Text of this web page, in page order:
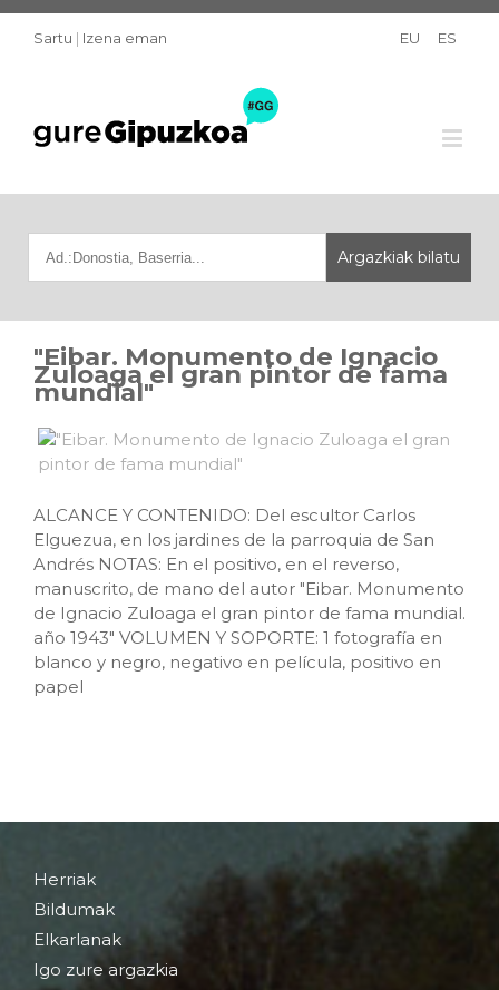
Sartu | Izena eman EU ES
"Eibar. Monumento de Ignacio
Zuloaga el gran pintor de fama
mundial"
ALCANCE Y CONTENIDO: Del escultor Carlos
Elguezua, en los jardines de la parroquia de San
Andrés NOTAS: En el positivo, en el reverso,
manuscrito, de mano del autor "Eibar. Monumento
de Ignacio Zuloaga el gran pintor de fama mundial.
año 1943" VOLUMEN Y SOPORTE: 1 fotografía en
blanco y negro, negativo en película, positivo en
papel
Herriak
Bildumak
Elkarlanak
Igo zure argazkia